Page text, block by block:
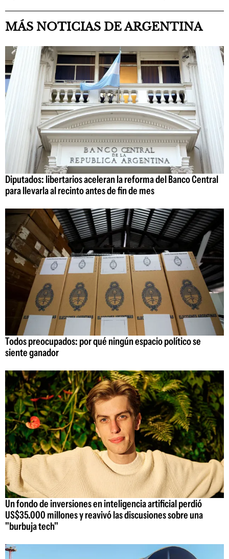
MÁS NOTICIAS DE ARGENTINA
Diputados: libertarios aceleran la reforma del Banco Central
para llevarla al recinto antes de fin de mes
Todos preocupados: por qué ningún espacio político se
siente ganador
Un fondo de inversiones en inteligencia artificial perdió
US$35.000 millones y reavivó las discusiones sobre una
"burbuja tech"